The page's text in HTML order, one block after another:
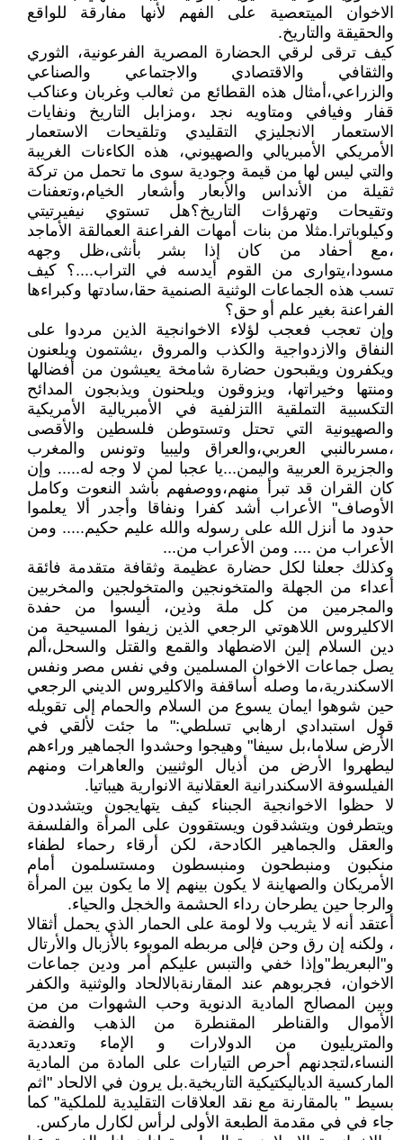
الاخوان الميتعصية على الفهم لأنها مفارقة للواقع
والحقيقة والتاريخ.
كيف ترقى لرقي الحضارة المصرية الفرعونية، الثوري
والثقافي والاقتصادي والاجتماعي والصناعي
والزراعي،أمثال هذه القطائع من ثعالب وغربان وعناكب
قفار وفيافي ومتاويه نجد ،ومزابل التاريخ ونفايات
الاستعمار الانجليزي التقليدي وتلقيحات الاستعمار
الأمريكي الأمبريالي والصهيوني، هذه الكاءنات الغريبة
والتي ليس لها من قيمة وجودية سوى ما تحمل من تركة
ثقيلة من الأنداس والأبعار وأشعار الخيام،وتعفنات
وتقيحات وتهرؤات التاريخ؟هل تستوي نيفيرتيتي
وكيلوباترا.مثلا من بنات أمهات الفراعنة العمالقة الأماجد
،مع أحفاد من كان إذا بشر بأنثى،ظل وجهه
مسودا،يتوارى من القوم أيدسه في التراب....؟ كيف
تسب هذه الجماعات الوثنية الصنمية حقا،سادتها وكبراءها
الفراعنة بغير علم أو حق؟
وإن تعجب فعجب لؤلاء الاخوانجية الذين مردوا على
النفاق والازدواجية والكذب والمروق ،يشتمون ويلعنون
ويكفرون ويقبحون حضارة شامخة يعيشون من أفضالها
ومنتها وخيراتها، ويزوقون ويلحنون ويذبجون المدائح
التكسبية التملقية االتزلفية في الأمبريالية الأمريكية
والصهيونية التي تحتل وتستوطن فلسطين والأقصى
،مسرىالنبي العربي،والعراق وليبيا وتونس والمغرب
والجزيرة العربية واليمن...يا عجبا لمن لا وجه له..... وإن
كان القران قد تبرأ منهم،ووصفهم بأشد النعوت وكامل
الأوصاف" الأعراب أشد كفرا ونفاقا وأجدر ألا يعلموا
حدود ما أنزل الله على رسوله والله عليم حكيم..... ومن
الأعراب من .... ومن الأعراب من...
وكذلك جعلنا لكل حضارة عظيمة وثقافة متقدمة فائقة
أعداء من الجهلة والمتخونجين والمتخولجين والمخربين
والمجرمين من كل ملة وذين، أليسوا من حفدة
الاكليروس اللاهوتي الرجعي الذين زيفوا المسيحية من
دين السلام إلين الاضطهاد والقمع والقتل والسحل،ألم
يصل جماعات الاخوان المسلمين وفي نفس مصر ونفس
الاسكندرية،ما وصله أساقفة والاكليروس الديني الرجعي
حين شوهوا ايمان يسوع من السلام والحمام إلى تقويله
قول استبدادي ارهابي تسلطي:" ما جئت لألقي في
الأرض سلاما،بل سيفا" وهيجوا وحشدوا الجماهير وراءهم
ليطهروا الأرض من أذيال الوثنيين والعاهرات ومنهم
الفيلسوفة الاسكندرانية العقلانية الانوارية هيباتيا.
لا حظوا الاخوانجية الجبناء كيف يتهايجون ويتشددون
ويتطرفون ويتشدقون ويستقوون على المرأة والفلسفة
والعقل والجماهير الكادحة، لكن أرقاء رحماء لطفاء
منكبون ومنبطحون ومنبسطون ومستسلمون أمام
الأمريكان والصهاينة لا يكون بينهم إلا ما يكون بين المرأة
والرجا حين يطرحان رداء الحشمة والخجل والحياء.
أعتقد أنه لا يثريب ولا لومة على الحمار الذي يحمل أثقالا
، ولكنه إن رق وحن فإلى مربطه الموبوء بالأزبال والأرتال
و"البعريط"وإذا خفي والتبس عليكم أمر ودين جماعات
الاخوان، فجربوهم عند المقارنةبالالحاد والوثنية والكفر
وبين المصالح المادية الدنوية وحب الشهوات من من
الأموال والقناطر المقنطرة من الذهب والفضة
والمتريليون من الدولارات و الإماء وتعددية
النساء،لتجدنهم أحرص التيارات على المادة من المادية
الماركسية الدياليكتيكية التاريخية.بل يرون في الالحاد "اثم
بسيط " بالمقارنة مع نقد العلاقات التقليدية للملكية" كما
جاء في في مقدمة الطبعة الأولى لرأس لكارل ماركس.